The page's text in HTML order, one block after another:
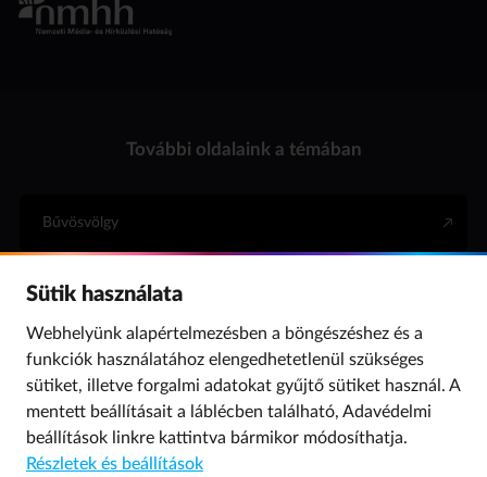
További oldalaink a témában
Bűvösvölgy
Internet Hotline
Para (gyermekvédelem)
© 2019 NMHH Minden jog fenntartva. | Tárhelyszolgáltató: Nemzeti Média- és
Sütik használata
Webhelyünk alapértelmezésben a böngészéshez és a
funkciók használatához elengedhetetlenül szükséges
sütiket, illetve forgalmi adatokat gyűjtő sütiket használ. A
mentett beállításait a láblécben található, Adavédelmi
beállítások linkre kattintva bármikor módosíthatja.
Részletek és beállítások